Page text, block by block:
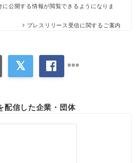
公開する情報が閲覧できるようになりま
プレスリリース受信に関するご案内
配信した企業・団体